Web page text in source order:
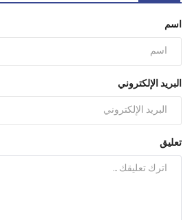
اسم
البريد الإلكتروني
تعليق